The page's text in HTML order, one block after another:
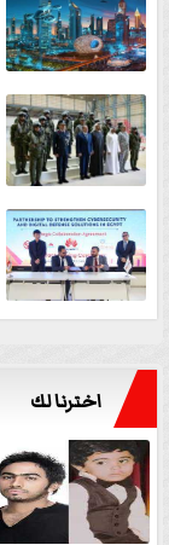
اخترنا لك